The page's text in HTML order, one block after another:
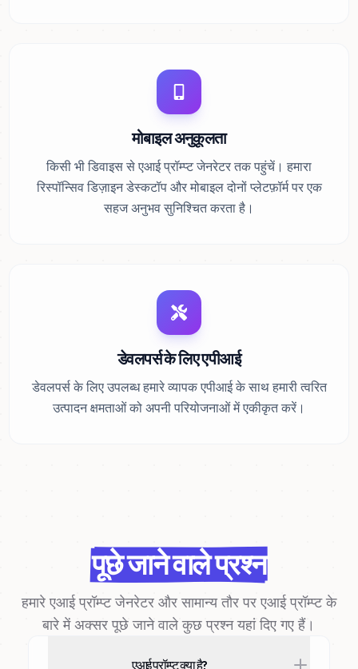
मोबाइल अनुकूलता
किसी भी डिवाइस से एआई प्रॉम्प्ट जेनरेटर तक पहुंचें। हमारा
रिस्पॉन्सिव डिज़ाइन डेस्कटॉप और मोबाइल दोनों प्लेटफ़ॉर्म पर एक
सहज अनुभव सुनिश्चित करता है।
डेवलपर्स के लिए एपीआई
डेवलपर्स के लिए उपलब्ध हमारे व्यापक एपीआई के साथ हमारी त्वरित
उत्पादन क्षमताओं को अपनी परियोजनाओं में एकीकृत करें।
पूछे जाने वाले प्रश्न
हमारे एआई प्रॉम्प्ट जेनरेटर और सामान्य तौर पर एआई प्रॉम्प्ट के
बारे में अक्सर पूछे जाने वाले कुछ प्रश्न यहां दिए गए हैं।
एआई प्रॉम्प्ट क्या है?